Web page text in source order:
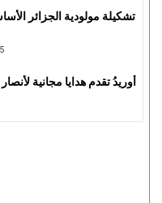
تشكيلة مولودية الجزائر
أوريدُ تقدم هدايا مجانية